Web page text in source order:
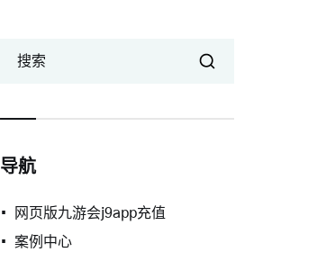
搜索
导航
网页版九游会j9app充值
案例中心